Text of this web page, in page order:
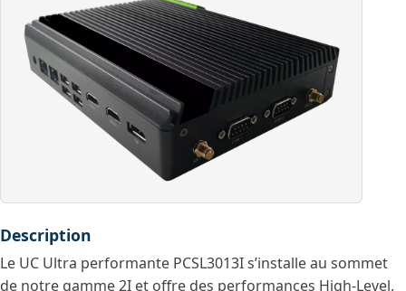
Description
Le UC Ultra performante PCSL3013I s’installe au sommet
de notre gamme 2I et offre des performances High-Level.